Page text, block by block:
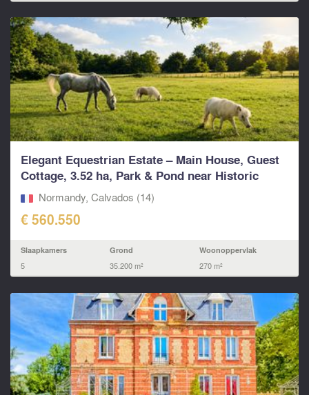
Elegant Equestrian Estate – Main House, Guest
Cottage, 3.52 ha, Park & Pond near Historic
FalaiseNormandy, Calvados (14)
€ 560.550
Slaapkamers
5
Grond
35.200 m²
Woonoppervlak
270 m²